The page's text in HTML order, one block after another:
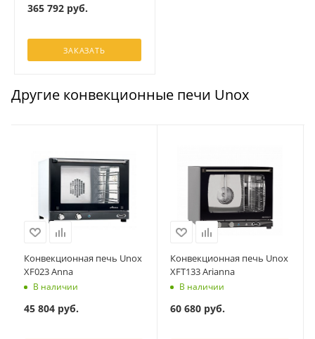
365 792руб.
ЗАКАЗАТЬ
Другие конвекционные печи Unox
Конвекционная печь Unox
XF023 Anna
В наличии
45 804руб.
Конвекционная печь Unox
XFT133 Arianna
В наличии
60 680руб.